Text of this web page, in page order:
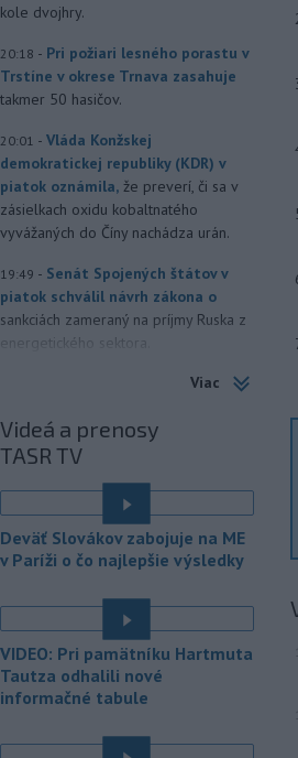
kole dvojhry.
20:18 - Pri požiari lesného porastu v
Trstíne v okrese Trnava zasahuje
takmer 50 hasičov.
20:01 - Vláda Konžskej
demokratickej republiky (KDR) v
piatok oznámila, že preverí, či sa v
zásielkach oxidu kobaltnatého
vyvážaných do Číny nachádza urán.
19:49 - Senát Spojených štátov v
piatok schválil návrh zákona o
sankciách zameraný na príjmy Ruska z
energetického sektora.
Slovenská polícia prispela k
ktorý sa podarilo ukončiť
právoplatným odsúdením páchateľa v
15:21 - Piatkový požiar v
bratislavskej rafinérii Slovnaft je
pod kontrolou.Príčina jeho vzniku
TASR to potvrdil hovorca rafinérie
Anton Molnár.
15:17 - Ministerstvo kultúry (MK) SR
upraví verziu opatrenia o
pôsobnosti rezortu.
Viac
Videá a prenosy
TASR TV
Deväť Slovákov zabojuje na ME
v Paríži o čo najlepšie výsledky
VIDEO: Pri pamätníku Hartmuta
Tautza odhalili nové
informačné tabule